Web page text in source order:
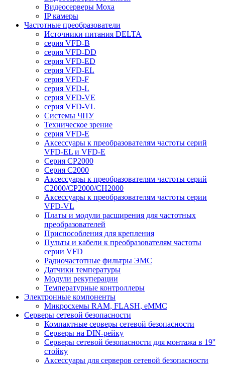
Видеосерверы Moxa
IP камеры
Частотные преобразователи
Источники питания DELTA
серия VFD-B
серия VFD-DD
серия VFD-ED
серия VFD-EL
серия VFD-F
серия VFD-L
серия VFD-VE
серия VFD-VL
Системы ЧПУ
Техническое зрение
серия VFD-E
Аксессуары к преобразователям частоты серий
VFD-EL и VFD-E
Серия CP2000
Серия C2000
Аксессуары к преобразователям частоты серий
С2000/CP2000/CH2000
Аксессуары к преобразователям частоты серии
VFD-VL
Платы и модули расширения для частотных
преобразователей
Приспособления для крепления
Пульты и кабели к преобразователям частоты
серии VFD
Радиочастотные фильтры ЭМС
Датчики температуры
Модули рекуперации
Температурные контроллеры
Электронные компоненты
Микросхемы RAM, FLASH, eMMC
Серверы сетевой безопасности
Компактные серверы сетевой безопасности
Серверы на DIN-рейку
Серверы сетевой безопасности для монтажа в 19''
стойку
Аксессуары для серверов сетевой безопасности